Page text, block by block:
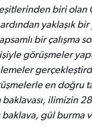
biri olan
yaklaşık
bir çalışma
görüşmeler
en doğru
ilimizin
gül burma